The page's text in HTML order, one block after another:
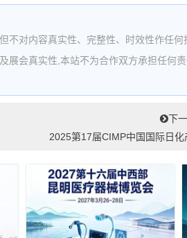
对内容真实性、完整性、时效性作任何
会真实性,本站不为合作双方承担任何责
下
2025第17届CIMP中国国际日化